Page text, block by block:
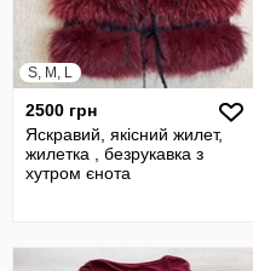
S, M, L
2500 грн
Яскравий, якісний жилет,
жилетка , безрукавка з
хутром єнота